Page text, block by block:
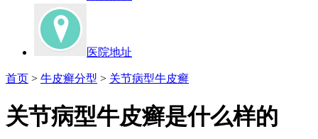
医院地址
首页 > 牛皮癣分型 > 关节病型牛皮癣
关节病型牛皮癣是什么样的